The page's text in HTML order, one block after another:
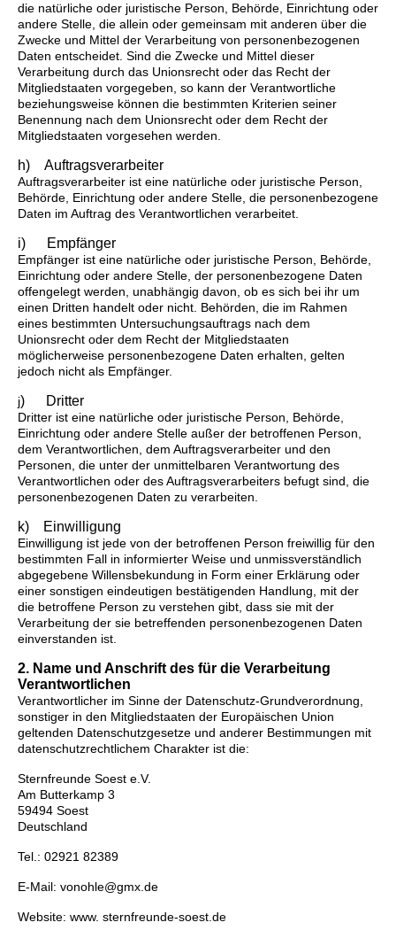
die natürliche oder juristische Person, Behörde, Einrichtung oder
andere Stelle, die allein oder gemeinsam mit anderen über die
Zwecke und Mittel der Verarbeitung von personenbezogenen
Daten entscheidet. Sind die Zwecke und Mittel dieser
Verarbeitung durch das Unionsrecht oder das Recht der
Mitgliedstaaten vorgegeben, so kann der Verantwortliche
beziehungsweise können die bestimmten Kriterien seiner
Benennung nach dem Unionsrecht oder dem Recht der
Mitgliedstaaten vorgesehen werden.
h) Auftragsverarbeiter
Auftragsverarbeiter ist eine natürliche oder juristische Person,
Behörde, Einrichtung oder andere Stelle, die personenbezogene
Daten im Auftrag des Verantwortlichen verarbeitet.
i) Empfänger
Empfänger ist eine natürliche oder juristische Person, Behörde,
Einrichtung oder andere Stelle, der personenbezogene Daten
offengelegt werden, unabhängig davon, ob es sich bei ihr um
einen Dritten handelt oder nicht. Behörden, die im Rahmen
eines bestimmten Untersuchungsauftrags nach dem
Unionsrecht oder dem Recht der Mitgliedstaaten
möglicherweise personenbezogene Daten erhalten, gelten
jedoch nicht als Empfänger.
j) Dritter
Dritter ist eine natürliche oder juristische Person, Behörde,
Einrichtung oder andere Stelle außer der betroffenen Person,
dem Verantwortlichen, dem Auftragsverarbeiter und den
Personen, die unter der unmittelbaren Verantwortung des
Verantwortlichen oder des Auftragsverarbeiters befugt sind, die
personenbezogenen Daten zu verarbeiten.
k) Einwilligung
Einwilligung ist jede von der betroffenen Person freiwillig für den
bestimmten Fall in informierter Weise und unmissverständlich
abgegebene Willensbekundung in Form einer Erklärung oder
einer sonstigen eindeutigen bestätigenden Handlung, mit der
die betroffene Person zu verstehen gibt, dass sie mit der
Verarbeitung der sie betreffenden personenbezogenen Daten
einverstanden ist.
2. Name und Anschrift des für die Verarbeitung
Verantwortlichen
Verantwortlicher im Sinne der Datenschutz-Grundverordnung,
sonstiger in den Mitgliedstaaten der Europäischen Union
geltenden Datenschutzgesetze und anderer Bestimmungen mit
datenschutzrechtlichem Charakter ist die:
Sternfreunde Soest e.V.
Am Butterkamp 3
59494 Soest
Deutschland
Tel.: 02921 82389
E-Mail: vonohle@gmx.de
Website: www. sternfreunde-soest.de